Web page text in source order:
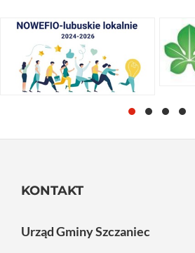
KONTAKT
Urząd Gminy Szczaniec